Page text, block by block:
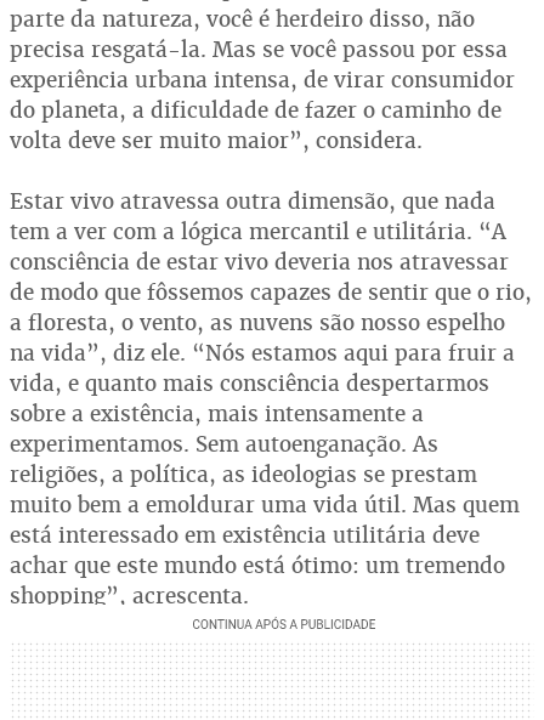
parte da natureza, você é herdeiro disso, não
precisa resgatá-la. Mas se você passou por essa
experiência urbana intensa, de virar consumidor
do planeta, a dificuldade de fazer o caminho de
volta deve ser muito maior”, considera.
Estar vivo atravessa outra dimensão, que nada
tem a ver com a lógica mercantil e utilitária. “A
consciência de estar vivo deveria nos atravessar
de modo que fôssemos capazes de sentir que o rio,
a floresta, o vento, as nuvens são nosso espelho
na vida”, diz ele. “Nós estamos aqui para fruir a
vida, e quanto mais consciência despertarmos
sobre a existência, mais intensamente a
experimentamos. Sem autoenganação. As
religiões, a política, as ideologias se prestam
muito bem a emoldurar uma vida útil. Mas quem
está interessado em existência utilitária deve
achar que este mundo está ótimo: um tremendo
shopping”, acrescenta.